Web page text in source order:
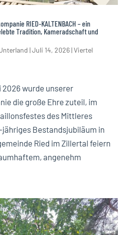
RIED-KALTENBACH – ein
Tradition, Kameradschaft und
|Juli 14, 2026|Viertel
2026 wurde unserer
die große Ehre zuteil, im
des Mittleres
Bestandsjubiläum in
Ried im Zillertal feiern
angenehm